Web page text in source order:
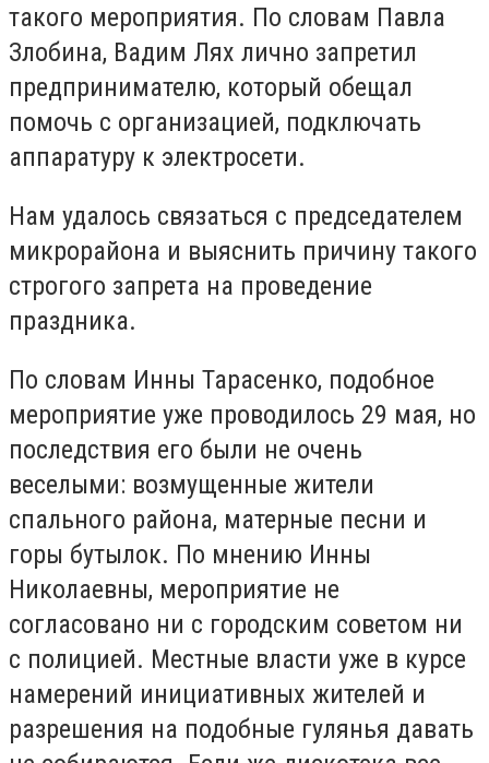
такого мероприятия. По словам Павла
Злобина, Вадим Лях лично запретил
предпринимателю, который обещал
помочь с организацией, подключать
аппаратуру к электросети.
Нам удалось связаться с председателем
микрорайона и выяснить причину такого
строгого запрета на проведение
праздника.
По словам Инны Тарасенко, подобное
мероприятие уже проводилось 29 мая, но
последствия его были не очень
веселыми: возмущенные жители
спального района, матерные песни и
горы бутылок. По мнению Инны
Николаевны, мероприятие не
согласовано ни с городским советом ни
с полицией. Местные власти уже в курсе
намерений инициативных жителей и
разрешения на подобные гулянья давать